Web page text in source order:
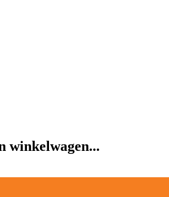
winkelwagen...